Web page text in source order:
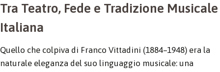
Tra Teatro, Fede e Tradizione Musicale
Italiana
Quello che colpiva di Franco Vittadini (1884–1948) era la
naturale eleganza del suo linguaggio musicale: una